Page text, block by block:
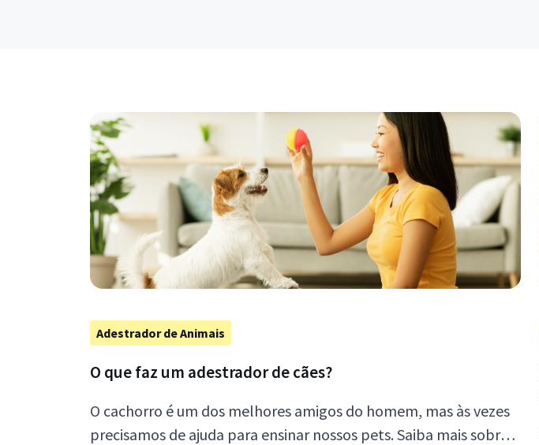
Adestrador de Animais
O que faz um adestrador de cães?
O cachorro é um dos melhores amigos do homem, mas às vezes
precisamos de ajuda para ensinar nossos pets. Saiba mais sobre